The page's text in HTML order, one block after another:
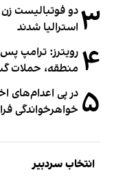
۳ استرالیا شدند
۴ رویترز: ترامپ
منطقه، حملات
۵ در پی اعدام‌های
خواهرخواندگی
انتخاب سردبیر